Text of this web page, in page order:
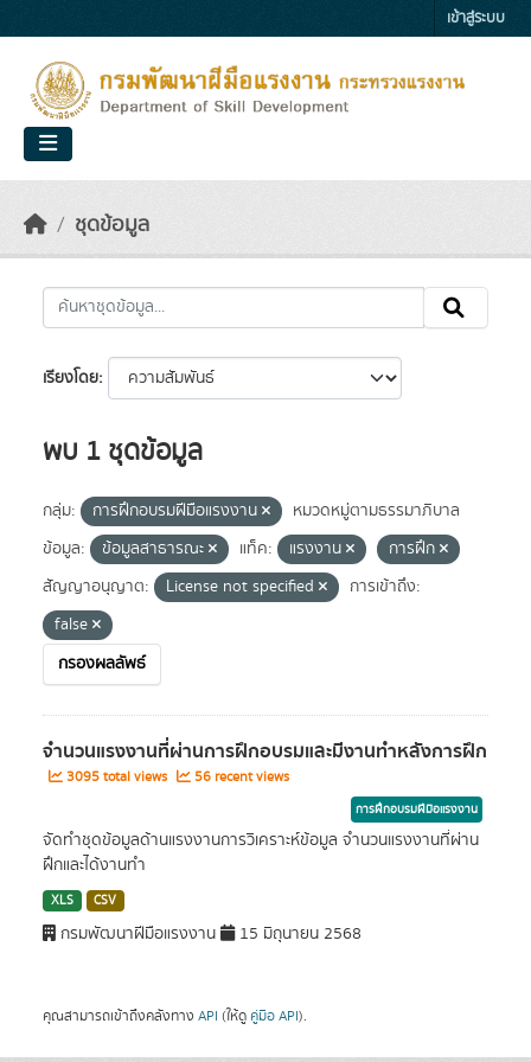
เข้าสู่ระบบ
ชุดข้อมูล
เรียงโดย
พบ 1 ชุดข้อมูล
กลุ่ม: การฝึกอบรมฝีมือแรงงาน
หมวดหมู่ตามธรรมาภิบาล
ข้อมูล:
ข้อมูลสาธารณะ แท็ค: แรงงาน
การฝึก
สัญญาอนุญาต:
License not specified
การเข้าถึง:
false
กรองผลลัพธ์
จำนวนแรงงานที่ผ่านการฝึกอบรมและมีงานทำหลังการฝึก
3095 total views 56 recent views
การฝึกอบรมฝีมือแรงงาน
จัดทำชุดข้อมูลด้านแรงงานการวิเคราะห์ข้อมูล จำนวนแรงงานที่ผ่าน
ฝึกและได้งานทำ
XLS CSV
กรมพัฒนาฝีมือแรงงาน 15 มิถุนายน 2568
คุณสามารถเข้าถึงคลังทาง API (ให้ดู คู่มือ API).